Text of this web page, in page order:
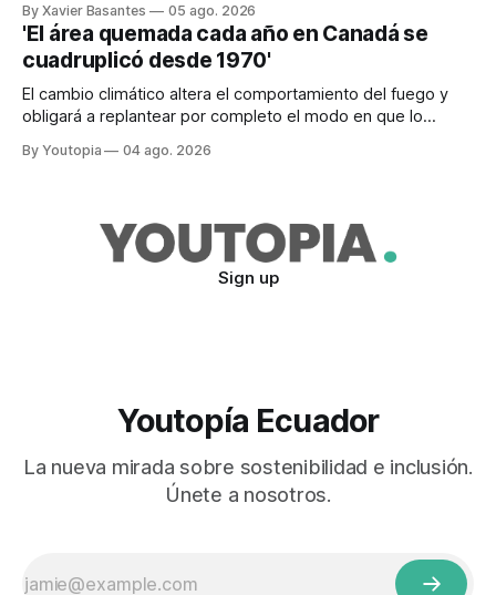
By Xavier Basantes 05 ago. 2026
'El área quemada cada año en Canadá se
cuadruplicó desde 1970'
El cambio climático altera el comportamiento del fuego y
obligará a replantear por completo el modo en que lo
By Youtopia 04 ago. 2026
Sign up
Youtopía Ecuador
La nueva mirada sobre sostenibilidad e inclusión.
Únete a nosotros.